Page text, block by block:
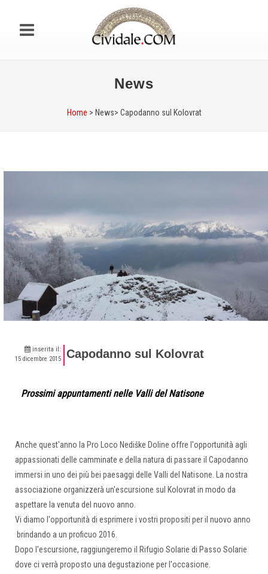
News
Home > News> Capodanno sul Kolovrat
inserita il:
15 dicembre 2015
Capodanno sul Kolovrat
Prossimi appuntamenti nelle Valli del Natisone
Anche quest'anno la Pro Loco Nediške Doline offre l'opportunità agli
appassionati delle camminate e della natura di passare il Capodanno
immersi in uno dei più bei paesaggi delle Valli del Natisone. La nostra
associazione organizzerà un'escursione sul Kolovrat in modo da
aspettare la venuta del nuovo anno.
Vi diamo l'opportunità di esprimere i vostri propositi per il nuovo anno
brindando a un proficuo 2016.
Dopo l'escursione, raggiungeremo il Rifugio Solarie di Passo Solarie
dove ci verrà proposto una degustazione per l'occasione.